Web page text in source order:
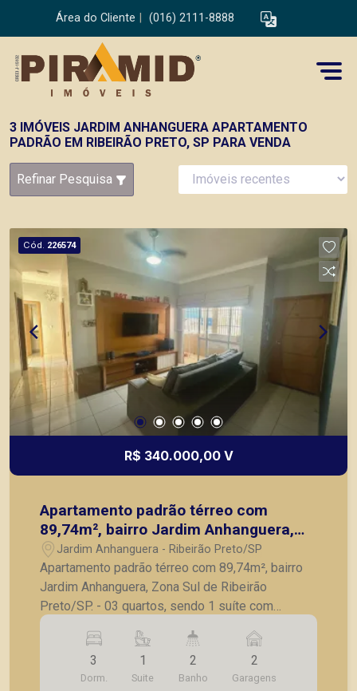
Área do Cliente (016) 2111-8888
3 IMÓVEIS JARDIM ANHANGUERA APARTAMENTO
PADRÃO EM RIBEIRÃO PRETO, SP PARA VENDA
Refinar Pesquisa
Cód. 226574
R$ 340.000,00 V
Apartamento padrão térreo com
89,74m², bairro Jardim Anhanguera,
Zona Sul de Ribeirão Preto/SP.
Jardim Anhanguera - Ribeirão Preto/SP
Apartamento padrão térreo com 89,74m², bairro
Jardim Anhanguera, Zona Sul de Ribeirão
Preto/SP. - 03 quartos, sendo 1 suíte com
armários embutidos; - Banheiro social; - Sala para
2 ambientes; - Varanda; - Cozinha planejada; -
Lavanderia com armário; - Quintal; - 2 vagas de
garagem. A Piramid tem como objetivo atender
3
Dorm.
1
Suite
2
Banho
2
Garagens